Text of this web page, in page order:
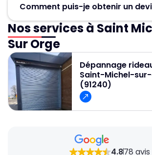
courante et dangereuse. Nos
équipés pour remplacer les
torsion ou de traction en toute
avec des pièces d'origine.
Comment puis-je obtenir un
Vous pouvez nous contacter
téléphone au 01 84 24 42 80 ou via
formulaire de contact sur le site
demander un devis gratuit et sur
Nos services à Saint
Sur Orge
Dépannage
Saint-Michel-
(91240)
4.878 avis